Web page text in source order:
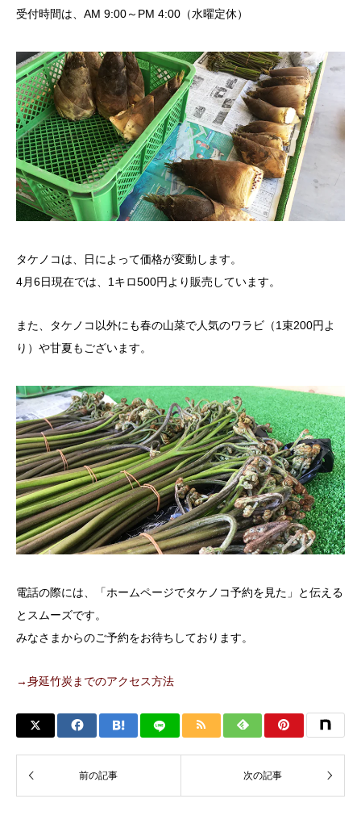
受付時間は、AM 9:00～PM 4:00（水曜定休）
タケノコは、日によって価格が変動します。
4月6日現在では、1キロ500円より販売しています。
また、タケノコ以外にも春の山菜で人気のワラビ（1束200円よ
り）や甘夏もございます。
電話の際には、「ホームページでタケノコ予約を見た」と伝える
とスムーズです。
みなさまからのご予約をお待ちしております。
→身延竹炭までのアクセス方法